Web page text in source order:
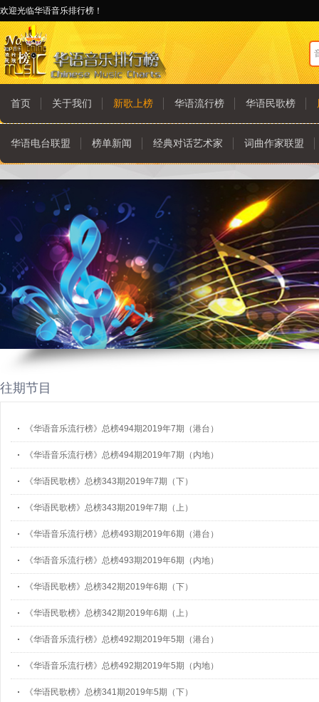
欢迎光临华语音乐排行榜！
首页 关于我们 新歌上榜 华语流行榜 华语民歌榜
华语电台联盟 榜单新闻 经典对话艺术家 词曲作家联盟
往期节目
《华语音乐流行榜》总榜494期2019年7期（港台）
《华语音乐流行榜》总榜494期2019年7期（内地）
《华语民歌榜》总榜343期2019年7期（下）
《华语民歌榜》总榜343期2019年7期（上）
《华语音乐流行榜》总榜493期2019年6期（港台）
《华语音乐流行榜》总榜493期2019年6期（内地）
《华语民歌榜》总榜342期2019年6期（下）
《华语民歌榜》总榜342期2019年6期（上）
《华语音乐流行榜》总榜492期2019年5期（港台）
《华语音乐流行榜》总榜492期2019年5期（内地）
《华语民歌榜》总榜341期2019年5期（下）